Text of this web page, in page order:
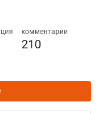
комментарии
210